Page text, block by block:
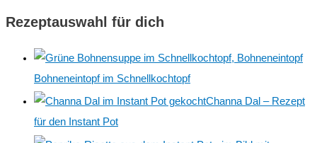
c
Rezeptauswahl für dich
Bohneneintopf im Schnellkochtopf
Channa Dal – Rezept
für den Instant Pot